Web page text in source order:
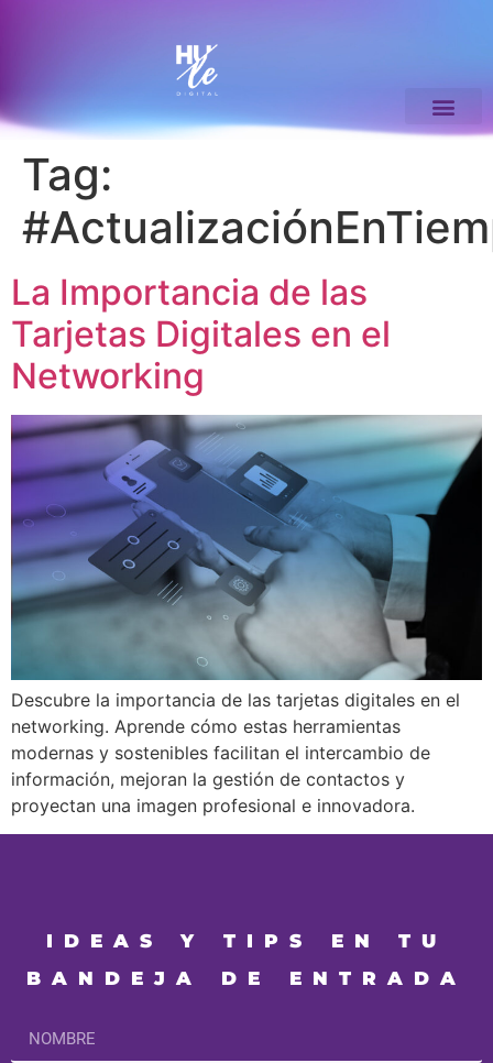
Tag:
La Importancia de las
Tarjetas Digitales en el
Networking
Descubre la importancia de las tarjetas digitales en el
networking. Aprende cómo estas herramientas
modernas y sostenibles facilitan el intercambio de
información, mejoran la gestión de contactos y
proyectan una imagen profesional e innovadora.
IDEAS Y TIPS EN TU
BANDEJA DE ENTRADA